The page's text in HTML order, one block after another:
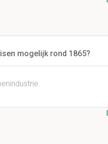
mogelijk rond 1865?